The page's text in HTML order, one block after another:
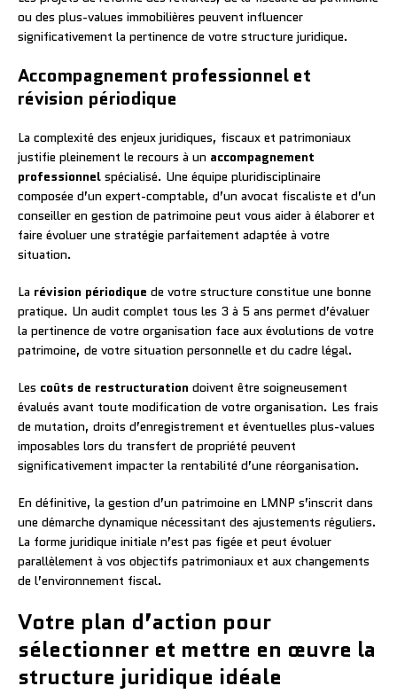
ou des plus-values immobilières peuvent influencer
significativement la pertinence de votre structure juridique.
Accompagnement professionnel et
révision périodique
La complexité des enjeux juridiques, fiscaux et patrimoniaux
justifie pleinement le recours à un accompagnement
professionnel spécialisé. Une équipe pluridisciplinaire
composée d’un expert-comptable, d’un avocat fiscaliste et d’un
conseiller en gestion de patrimoine peut vous aider à élaborer et
faire évoluer une stratégie parfaitement adaptée à votre
situation.
La révision périodique de votre structure constitue une bonne
pratique. Un audit complet tous les 3 à 5 ans permet d’évaluer
la pertinence de votre organisation face aux évolutions de votre
patrimoine, de votre situation personnelle et du cadre légal.
Les coûts de restructuration doivent être soigneusement
évalués avant toute modification de votre organisation. Les frais
de mutation, droits d’enregistrement et éventuelles plus-values
imposables lors du transfert de propriété peuvent
significativement impacter la rentabilité d’une réorganisation.
En définitive, la gestion d’un patrimoine en LMNP s’inscrit dans
une démarche dynamique nécessitant des ajustements réguliers.
La forme juridique initiale n’est pas figée et peut évoluer
parallèlement à vos objectifs patrimoniaux et aux changements
de l’environnement fiscal.
Votre plan d’action pour
sélectionner et mettre en œuvre la
structure juridique idéale